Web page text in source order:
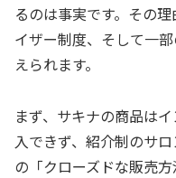
るのは事実です。その
イザー制度、そして一
えられます。
まず、サキナの商品は
入できず、紹介制のサ
の「クローズドな販売